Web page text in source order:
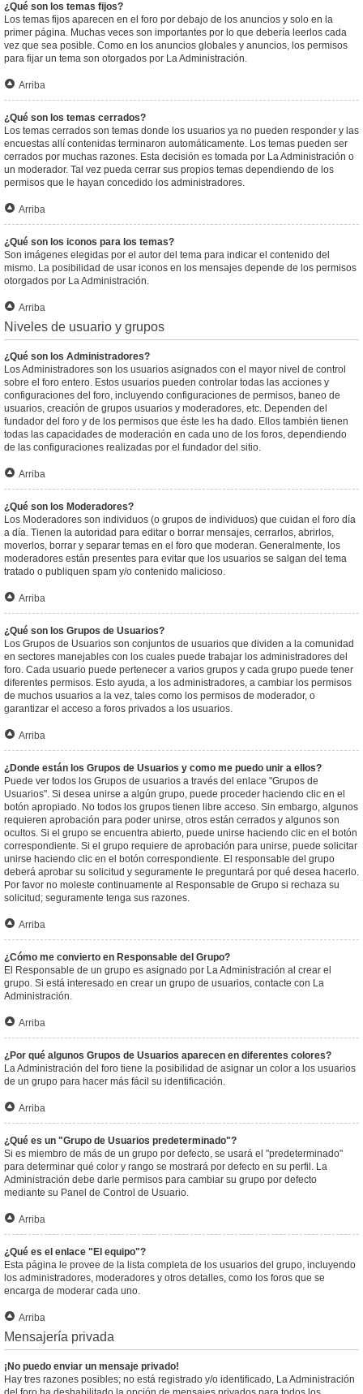
¿Qué son los temas fijos?
Los temas fijos aparecen en el foro por debajo de los anuncios y solo en la
primer página. Muchas veces son importantes por lo que debería leerlos cada
vez que sea posible. Como en los anuncios globales y anuncios, los permisos
para fijar un tema son otorgados por La Administración.
Arriba
¿Qué son los temas cerrados?
Los temas cerrados son temas donde los usuarios ya no pueden responder y las
encuestas allí contenidas terminaron automáticamente. Los temas pueden ser
cerrados por muchas razones. Esta decisión es tomada por La Administración o
un moderador. Tal vez pueda cerrar sus propios temas dependiendo de los
permisos que le hayan concedido los administradores.
Arriba
¿Qué son los iconos para los temas?
Son imágenes elegidas por el autor del tema para indicar el contenido del
mismo. La posibilidad de usar iconos en los mensajes depende de los permisos
otorgados por La Administración.
Arriba
Niveles de usuario y grupos
¿Qué son los Administradores?
Los Administradores son los usuarios asignados con el mayor nivel de control
sobre el foro entero. Estos usuarios pueden controlar todas las acciones y
configuraciones del foro, incluyendo configuraciones de permisos, baneo de
usuarios, creación de grupos usuarios y moderadores, etc. Dependen del
fundador del foro y de los permisos que éste les ha dado. Ellos también tienen
todas las capacidades de moderación en cada uno de los foros, dependiendo
de las configuraciones realizadas por el fundador del sitio.
Arriba
¿Qué son los Moderadores?
Los Moderadores son individuos (o grupos de individuos) que cuidan el foro día
a día. Tienen la autoridad para editar o borrar mensajes, cerrarlos, abrirlos,
moverlos, borrar y separar temas en el foro que moderan. Generalmente, los
moderadores están presentes para evitar que los usuarios se salgan del tema
tratado o publiquen spam y/o contenido malicioso.
Arriba
¿Qué son los Grupos de Usuarios?
Los Grupos de Usuarios son conjuntos de usuarios que dividen a la comunidad
en sectores manejables con los cuales puede trabajar los administradores del
foro. Cada usuario puede pertenecer a varios grupos y cada grupo puede tener
diferentes permisos. Esto ayuda, a los administradores, a cambiar los permisos
de muchos usuarios a la vez, tales como los permisos de moderador, o
garantizar el acceso a foros privados a los usuarios.
Arriba
¿Donde están los Grupos de Usuarios y como me puedo unir a ellos?
Puede ver todos los Grupos de usuarios a través del enlace "Grupos de
Usuarios". Si desea unirse a algún grupo, puede proceder haciendo clic en el
botón apropiado. No todos los grupos tienen libre acceso. Sin embargo, algunos
requieren aprobación para poder unirse, otros están cerrados y algunos son
ocultos. Si el grupo se encuentra abierto, puede unirse haciendo clic en el botón
correspondiente. Si el grupo requiere de aprobación para unirse, puede solicitar
unirse haciendo clic en el botón correspondiente. El responsable del grupo
deberá aprobar su solicitud y seguramente le preguntará por qué desea hacerlo.
Por favor no moleste continuamente al Responsable de Grupo si rechaza su
solicitud; seguramente tenga sus razones.
Arriba
¿Cómo me convierto en Responsable del Grupo?
El Responsable de un grupo es asignado por La Administración al crear el
grupo. Si está interesado en crear un grupo de usuarios, contacte con La
Administración.
Arriba
¿Por qué algunos Grupos de Usuarios aparecen en diferentes colores?
La Administración del foro tiene la posibilidad de asignar un color a los usuarios
de un grupo para hacer más fácil su identificación.
Arriba
¿Qué es un "Grupo de Usuarios predeterminado"?
Si es miembro de más de un grupo por defecto, se usará el "predeterminado"
para determinar qué color y rango se mostrará por defecto en su perfil. La
Administración debe darle permisos para cambiar su grupo por defecto
mediante su Panel de Control de Usuario.
Arriba
¿Qué es el enlace "El equipo"?
Esta página le provee de la lista completa de los usuarios del grupo, incluyendo
los administradores, moderadores y otros detalles, como los foros que se
encarga de moderar cada uno.
Arriba
Mensajería privada
¡No puedo enviar un mensaje privado!
Hay tres razones posibles; no está registrado y/o identificado, La Administración